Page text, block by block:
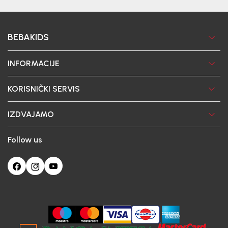
BEBAKIDS
INFORMACIJE
KORISNIČKI SERVIS
IZDVAJAMO
Follow us